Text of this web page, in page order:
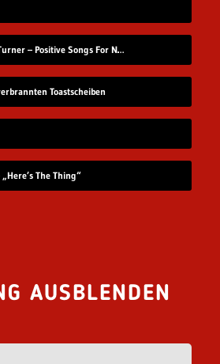
Review: Frank Turner – Positive Songs For Negative People
Toastscheiben
The Thing“
AUSBLENDEN